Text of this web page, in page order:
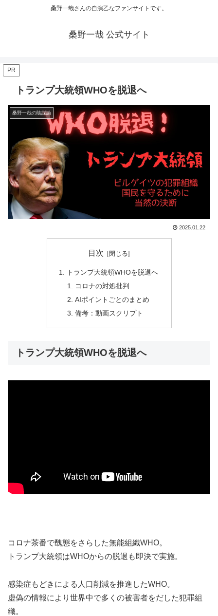
桑野一哉さんの自演乙なファンサイトです。
桑野一哉 公式サイト
PR
トランプ大統領WHOを脱退へ
桑野一哉の陰謀論
2025.01.22
目次
トランプ大統領WHOを脱退へ
コロナの対処批判
AIポイントごとのまとめ
備考：動画スクリプト
トランプ大統領WHOを脱退へ
コロナ茶番で醜態をさらした無能組織WHO。
トランプ大統領はWHOからの脱退も即決で実施。
感染症もどきによる人口削減を推進したWHO。
虚偽の情報により世界中で多くの被害者をだした犯罪組
織。